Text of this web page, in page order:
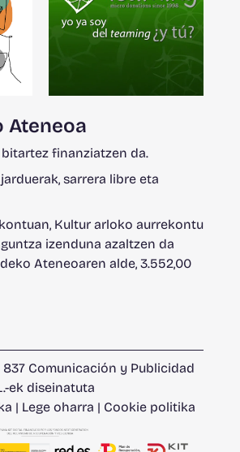
Ateneoa
finanziatzen da.
sarrera libre eta
Kultur arloko aurrekontu
izenduna azaltzen da
Ateneoaren alde, 3.552,00
837 Comunicación y Publicidad
-ek diseinatuta
| Lege oharra | Cookie politika